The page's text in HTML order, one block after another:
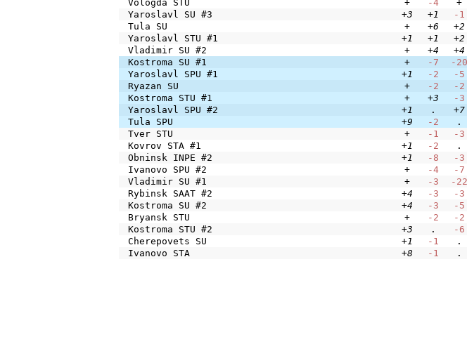
Vologda STU
+ -4 +
Yaroslavl SU #3
+3 +1 -1
Tula SU
+ +6 +2
Yaroslavl STU #1
+1 +1 +2
Vladimir SU #2
+ +4 +4
Kostroma SU #1
+ -7 -20
Yaroslavl SPU #1
+1 -2 -5
Ryazan SU
+ -2 -2
Kostroma STU #1
+ +3 -3
Yaroslavl SPU #2
+1 . +7
Tula SPU
+9 -2 .
Tver STU
+ -1 -3
Kovrov STA #1
+1 -2 .
Obninsk INPE #2
+1 -8 -3
Ivanovo SPU #2
+ -4 -7
Vladimir SU #1
+ -3 -22
Rybinsk SAAT #2
+4 -3 -3
Kostroma SU #2
+4 -3 -5
Bryansk STU
+ -2 -2
Kostroma STU #2
+3 . -6
Cherepovets SU
+1 -1 .
Ivanovo STA
+8 -1 .